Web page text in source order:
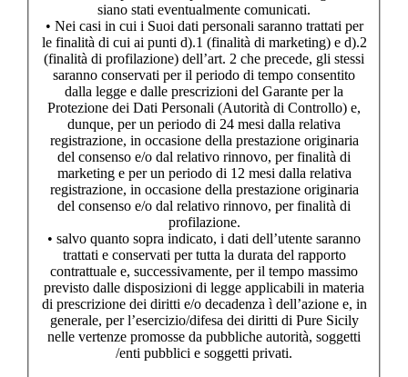
siano stati eventualmente comunicati.
• Nei casi in cui i Suoi dati personali saranno trattati per
le finalità di cui ai punti d).1 (finalità di marketing) e d).2
(finalità di profilazione) dell’art. 2 che precede, gli stessi
saranno conservati per il periodo di tempo consentito
dalla legge e dalle prescrizioni del Garante per la
Protezione dei Dati Personali (Autorità di Controllo) e,
dunque, per un periodo di 24 mesi dalla relativa
registrazione, in occasione della prestazione originaria
del consenso e/o dal relativo rinnovo, per finalità di
marketing e per un periodo di 12 mesi dalla relativa
registrazione, in occasione della prestazione originaria
del consenso e/o dal relativo rinnovo, per finalità di
profilazione.
• salvo quanto sopra indicato, i dati dell’utente saranno
trattati e conservati per tutta la durata del rapporto
contrattuale e, successivamente, per il tempo massimo
previsto dalle disposizioni di legge applicabili in materia
di prescrizione dei diritti e/o decadenza ì dell’azione e, in
generale, per l’esercizio/difesa dei diritti di Pure Sicily
nelle vertenze promosse da pubbliche autorità, soggetti
/enti pubblici e soggetti privati.